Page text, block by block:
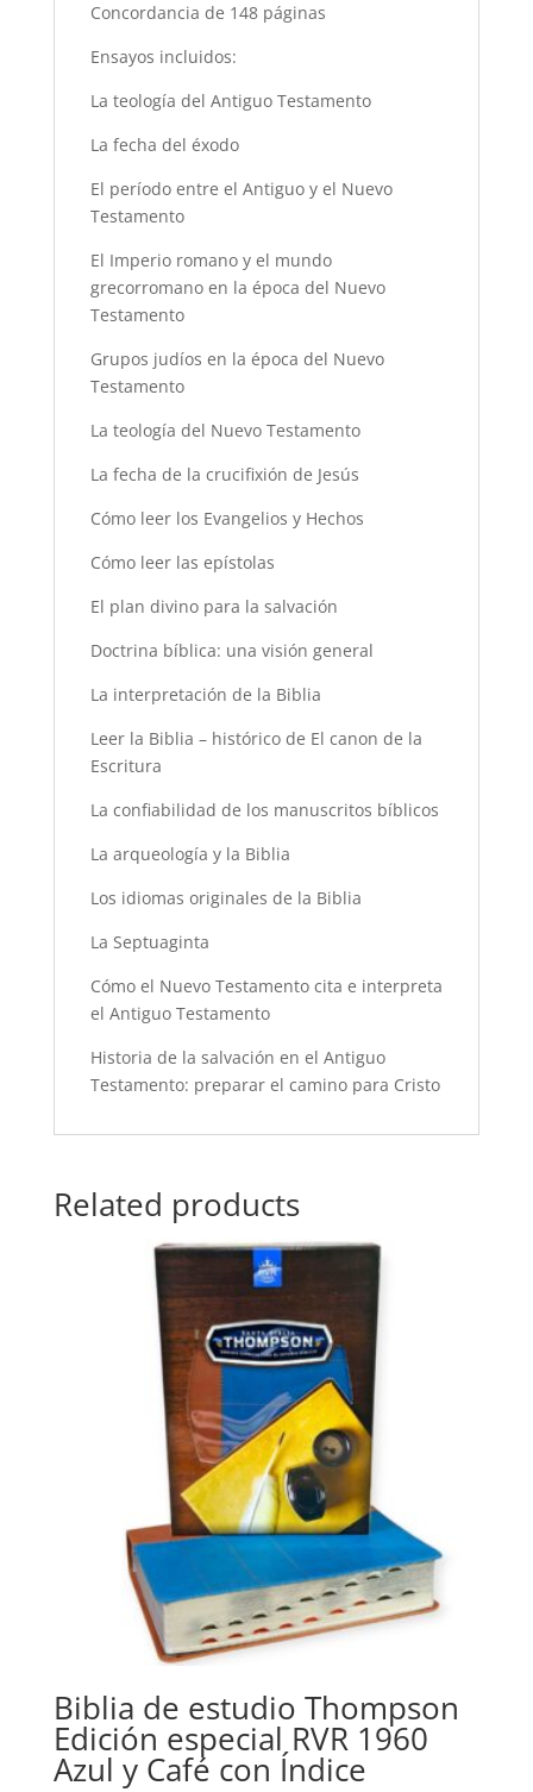
Concordancia de 148 páginas
Ensayos incluidos:
La teología del Antiguo Testamento
La fecha del éxodo
El período entre el Antiguo y el Nuevo
Testamento
El Imperio romano y el mundo
grecorromano en la época del Nuevo
Testamento
Grupos judíos en la época del Nuevo
Testamento
La teología del Nuevo Testamento
La fecha de la crucifixión de Jesús
Cómo leer los Evangelios y Hechos
Cómo leer las epístolas
El plan divino para la salvación
Doctrina bíblica: una visión general
La interpretación de la Biblia
Leer la Biblia – histórico de El canon de la
Escritura
La confiabilidad de los manuscritos bíblicos
La arqueología y la Biblia
Los idiomas originales de la Biblia
La Septuaginta
Cómo el Nuevo Testamento cita e interpreta
el Antiguo Testamento
Historia de la salvación en el Antiguo
Testamento: preparar el camino para Cristo
Related products
Biblia de estudio Thompson
Edición especial RVR 1960
Azul y Café con Índice